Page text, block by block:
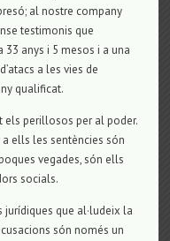
al nostre company
testimonis que
33 anys i 5 mesos i a una
a les vies de
qualificat.
els perillosos per al poder.
ells les sentències són
vegades, són ells
socials.
jurídiques que al·ludeix la
són només un